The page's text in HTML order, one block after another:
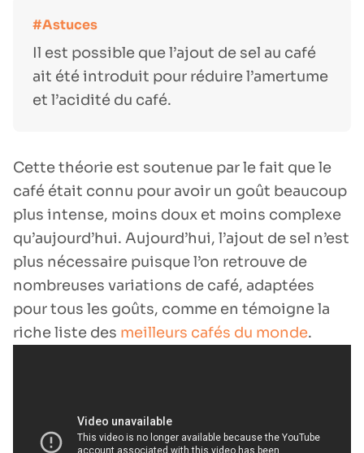
Il est possible que l’ajout de sel au café
ait été introduit pour réduire l’amertume
et l’acidité du café.
Cette théorie est soutenue par le fait que le
café était connu pour avoir un goût beaucoup
plus intense, moins doux et moins complexe
qu’aujourd’hui. Aujourd’hui, l’ajout de sel n’est
plus nécessaire puisque l’on retrouve de
nombreuses variations de café, adaptées
pour tous les goûts, comme en témoigne la
riche liste des meilleurs cafés du monde.